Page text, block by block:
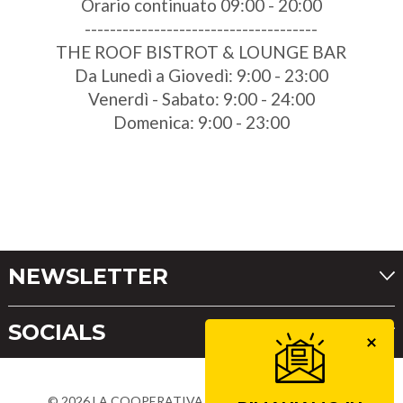
Orario continuato 09:00 - 20:00
-------------------------------------
THE ROOF BISTROT & LOUNGE BAR
Da Lunedì a Giovedì: 9:00 - 23:00
Venerdì - Sabato: 9:00 - 24:00
Domenica: 9:00 - 23:00
NEWSLETTER
SOCIALS